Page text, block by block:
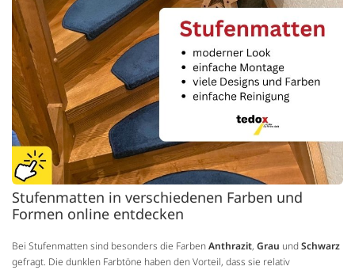
Stufenmatten in verschiedenen Farben und
Formen online entdecken
Bei Stufenmatten sind besonders die FarbenAnthrazit, Grau undSchwarz
gefragt. Die dunklen Farbtöne haben den Vorteil, dass sie relativ